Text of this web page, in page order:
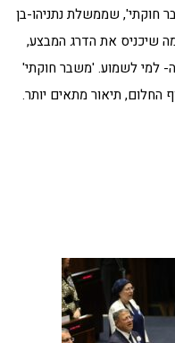
חוקתי', שממשלת נתניהו-בן
שיכניס את הדרג המבצע,
למי לשמוע. 'משבר חוקתי'
החלום, תיאור מתאים יותר.